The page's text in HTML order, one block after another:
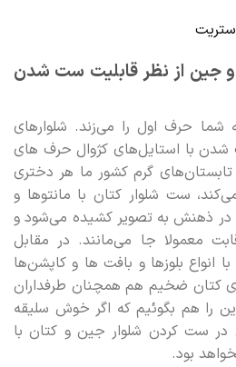
و جین از نظر قابلیت ست شدن
حرف اول را می‌زند. شلوارهای
با استایل‌های کژوال حرف های
تابستان‌های گرم کشور ما هر دختری
ست شلوار کتان با مانتوها و
ذهنش به تصویر کشیده می‌شود و
معمولا جا می‌مانند. در مقابل
انواع بلوزها و بافت ها و کاپشن‌ها
کتان ضخیم هم همچنان طرفداران
را هم بگوئیم که اگر خوش سلیقه
در ست کردن شلوار جین و کتان با
بود.